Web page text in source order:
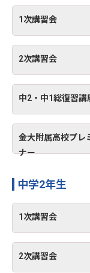
1次講習会
2次講習会
中2・中1総復習講
金大附属高校プレ
ナー
中学2年生
1次講習会
2次講習会